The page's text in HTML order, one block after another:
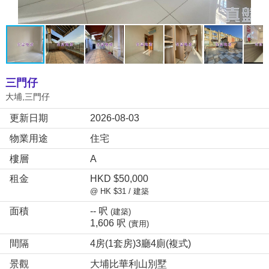
三門仔
大埔,三門仔
更新日期
2026-08-03
物業用途
住宅
樓層
A
租金
HKD $50,000
@ HK $31 / 建築
面積 -- 呎(建築)
1,606 呎(實用)
間隔
4房(1套房)3廳4廁(複式)
景觀
大埔比華利山別墅